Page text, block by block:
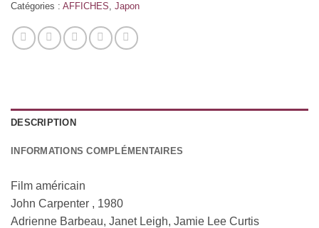
Catégories : AFFICHES, Japon
DESCRIPTION
INFORMATIONS COMPLÉMENTAIRES
Film américain
John Carpenter , 1980
Adrienne Barbeau, Janet Leigh, Jamie Lee Curtis